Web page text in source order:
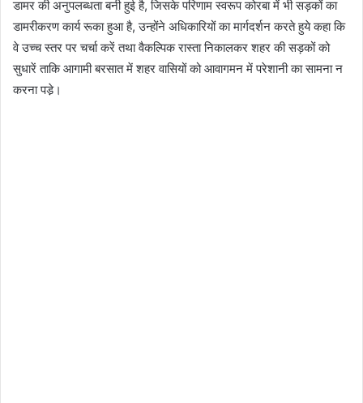
डामर की अनुपलब्धता बनी हुई है, जिसके परिणाम स्वरूप कोरबा में भी सड़कों का
डामरीकरण कार्य रूका हुआ है, उन्होंने अधिकारियों का मार्गदर्शन करते हुये कहा कि
वे उच्च स्तर पर चर्चा करें तथा वैकल्पिक रास्ता निकालकर शहर की सड़कों को
सुधारें ताकि आगामी बरसात में शहर वासियों को आवागमन में परेशानी का सामना न
करना पडे़।